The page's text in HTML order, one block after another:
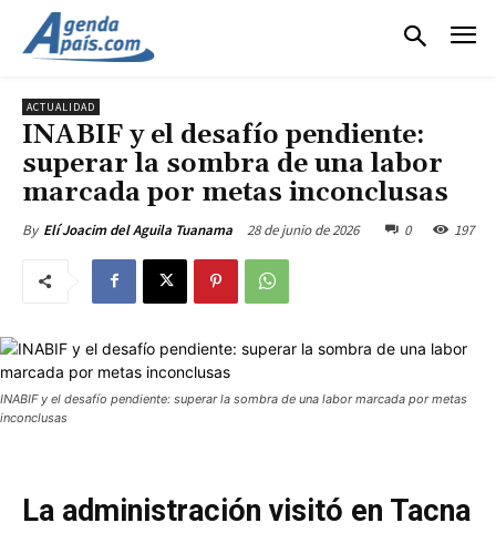
ACTUALIDAD
INABIF y el desafío pendiente:
superar la sombra de una labor
marcada por metas inconclusas
By Elí Joacim del Aguila Tuanama 28 de junio de 2026 0 197
INABIF y el desafío pendiente: superar la sombra de una labor marcada por metas
inconclusas
La administración visitó en Tacna